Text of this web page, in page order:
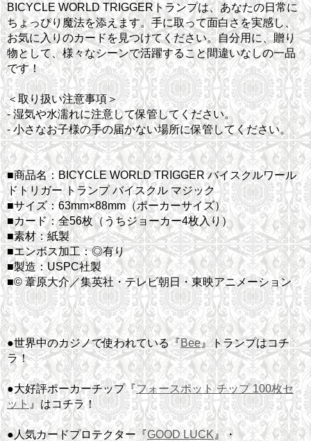
BICYCLE WORLD TRIGGERトランプは、あなたの日常に
ちょっぴり魔法を添えます。手に取って面白さを実感し、
お気に入りのカードを見つけてください。自分用に、贈り
物として、様々なシーンで活躍すること間違いなしの一品
です！
＜取り扱い注意事項＞
- 湿気や水濡れに注意して保管してください。
- 小さなお子様の手の届かない場所に保管してください。
■商品名：BICYCLE WORLD TRIGGER バイスクルワール
ドトリガー トランプ バイスクル マジック
■サイズ：63mm×88mm（ポーカーサイズ）
■カード：全56枚（うちジョーカー4枚入り）
■素材：紙製
■エンボス加工：◎有り
■製造：USPC社製
■© 葦原大介／集英社・テレビ朝日・東映アニメーション
●世界中のカジノで使われている『Bee』トランプはコチ
ラ！
●大好評ポーカーチップ『フォースポット チップ 100枚セ
ット』はコチラ！
●人気カードプロテクター『GOOD LUCK』・